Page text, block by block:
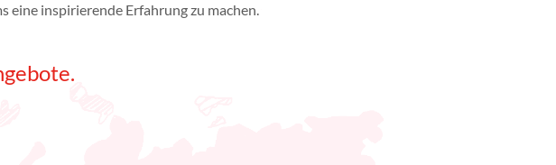
eine inspirierende Erfahrung zu machen.